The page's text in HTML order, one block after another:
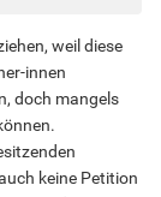
weil diese
innen
doch mangels
keine Petition